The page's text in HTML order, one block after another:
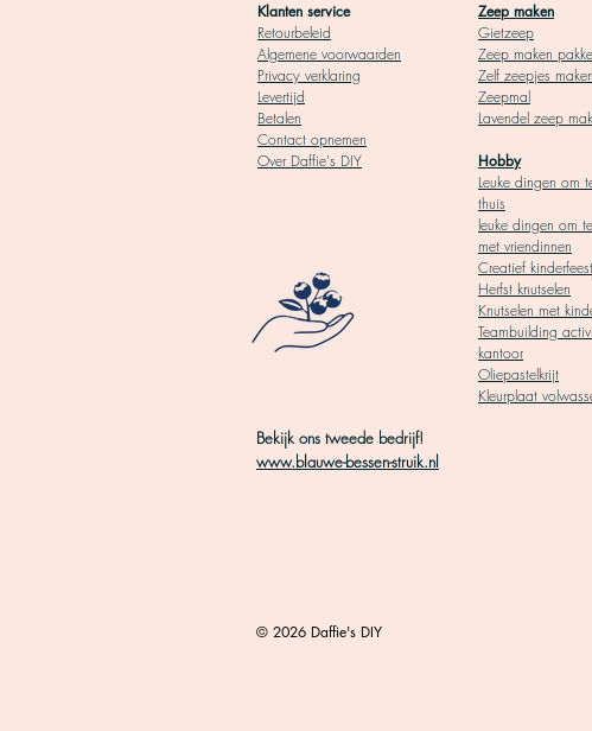
Klanten service
Retourbeleid
Algemene voorwaarden
Privacy verklaring
Levertijd
Betalen
Contact opnemen
Over Daffie's DIY
Zeep maken
Gietzeep
Zeep maken
Zelf zeepjes maken
Zeepmal
Lavendel zeep
Hobby
Leuke dingen om
thuis
leuke dingen om
met vriendinnen
Creatief
Herfst knutselen
Knutselen met
Teambuilding
kantoor
Oliepastelkrijt
Kleurplaat
Bekijk ons tweede bedrijf!
www.blauwe-bessen-struik.nl
© 2026 Daffie's DIY